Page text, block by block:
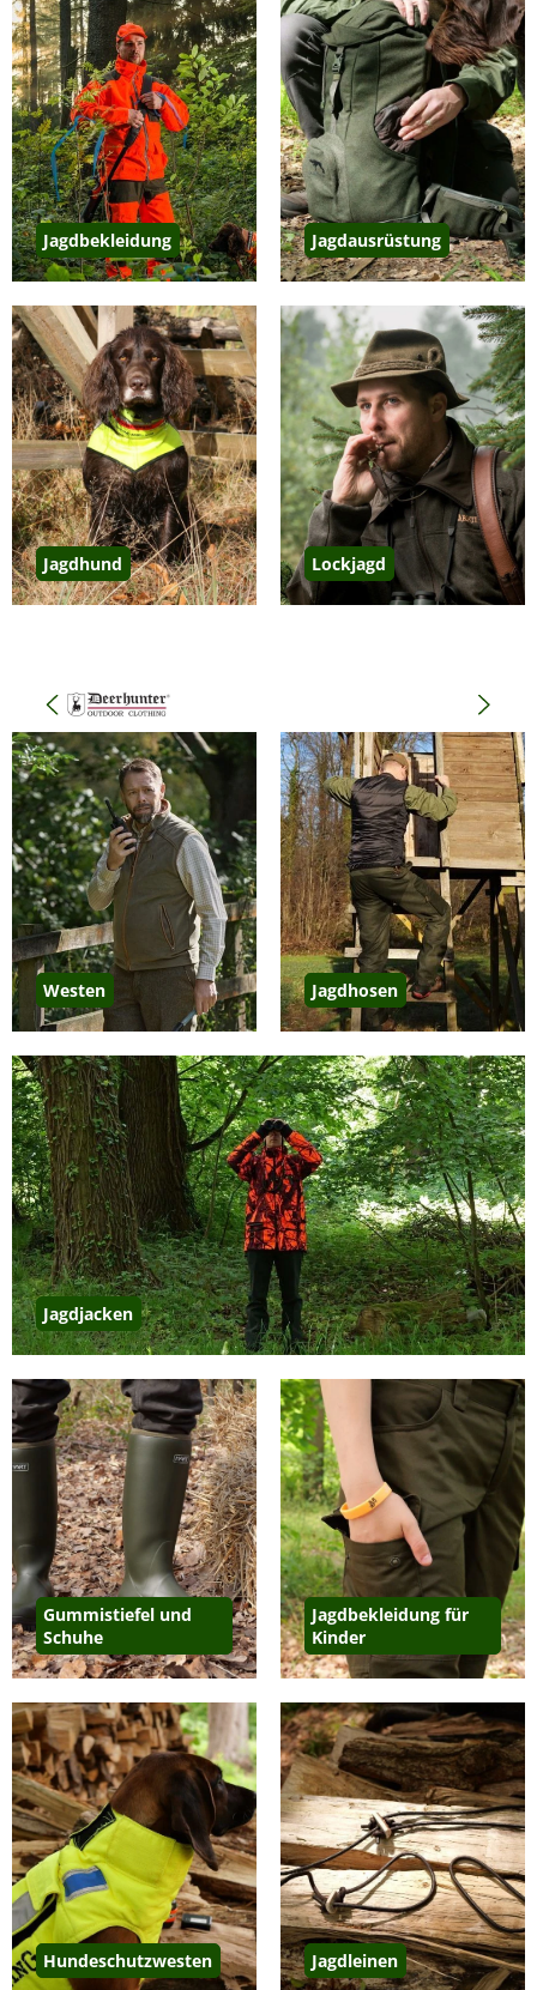
Jagdbekleidung Jagdausrüstung
Jagdhund Lockjagd
Bildergalerie überspringen
Westen Jagdhosen
Jagdjacken
Gummistiefel und
Schuhe
Jagdbekleidung für
Kinder
Hundeschutzwesten Jagdleinen